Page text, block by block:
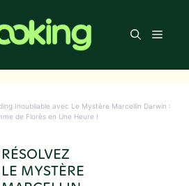
Menu
Inoubliable avec Le Mystère Marcellin Darwin :
de Florès en Une Heure !
RÉSOLVEZ
LE MYSTÈRE